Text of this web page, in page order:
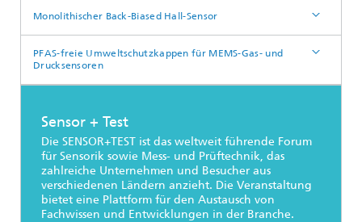
Monolithischer Back-Biased Hall-Sensor
PFAS-freie Umweltschutzkappen für MEMS-Gas- und
Drucksensoren
Sensor + Test
Die SENSOR+TEST ist das weltweit führende Forum
für Sensorik sowie Mess- und Prüftechnik, das
zahlreiche Unternehmen und Besucher aus
verschiedenen Ländern anzieht. Die Veranstaltung
bietet eine Plattform für den Austausch von
Fachwissen und Entwicklungen in der Branche.